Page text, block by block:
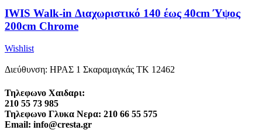
IWIS Walk-in Διαχωριστικό 140 έως 40cm Ύψος
200cm Chrome
Wishlist
Διεύθυνση: ΗΡΑΣ 1 Σκαραμαγκάς ΤΚ 12462
Τηλεφωνο Χαιδαρι:
210 55 73 985
Τηλεφωνο Γλυκα Νερα: 210 66 55 575
Email: info@cresta.gr